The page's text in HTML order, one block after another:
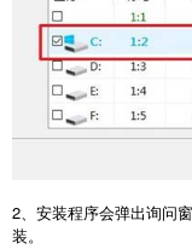
2、安装程序会弹出询问
装。